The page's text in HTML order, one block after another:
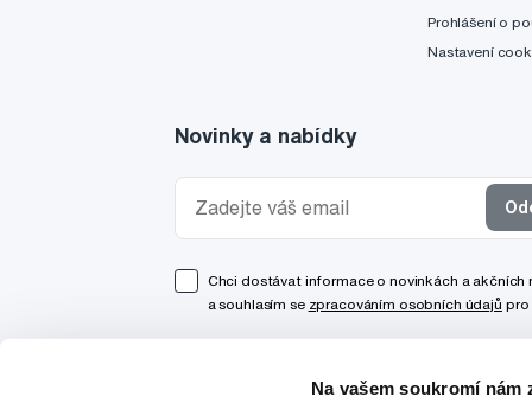
Na vašem soukromí nám
Prohlášení o
Nastavení
Novinky a nabídky
Chci dostávat informace o novinkách a akčních
a souhlasím se zpracováním osobních údajů pro